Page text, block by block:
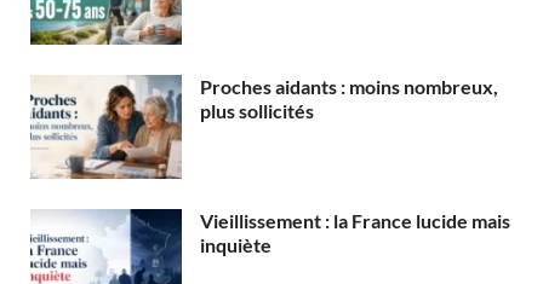
Proches aidants : moins nombreux,
plus sollicités
Vieillissement : la France lucide mais
inquiète